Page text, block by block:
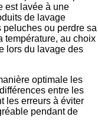
est lavée à une
de lavage
peluches ou perdre sa
température, au choix
lors du lavage des
optimale les
entre les
les erreurs à éviter
pendant de